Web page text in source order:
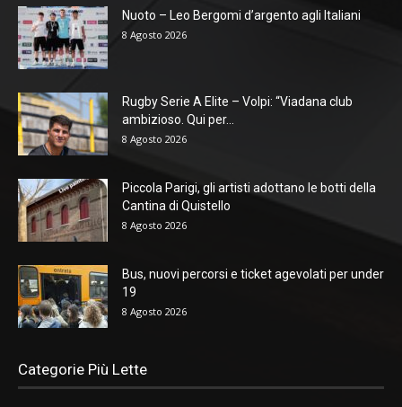
Nuoto – Leo Bergomi d’argento agli Italiani
8 Agosto 2026
Rugby Serie A Elite – Volpi: “Viadana club
ambizioso. Qui per...
8 Agosto 2026
Piccola Parigi, gli artisti adottano le botti della
Cantina di Quistello
8 Agosto 2026
Bus, nuovi percorsi e ticket agevolati per under
19
8 Agosto 2026
Categorie Più Lette